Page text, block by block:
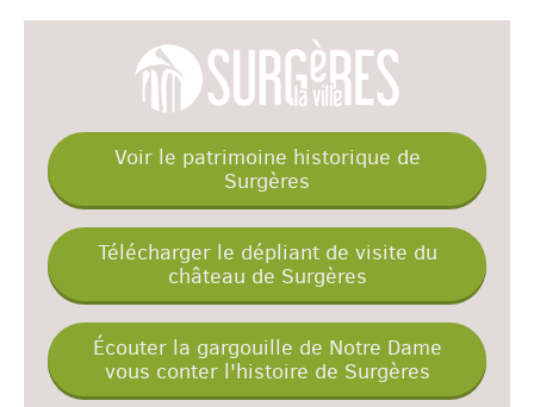
Voir le patrimoine historique de
Surgères
Télécharger le dépliant de visite du
château de Surgères
Écouter la gargouille de Notre Dame
vous conter l'histoire de Surgères